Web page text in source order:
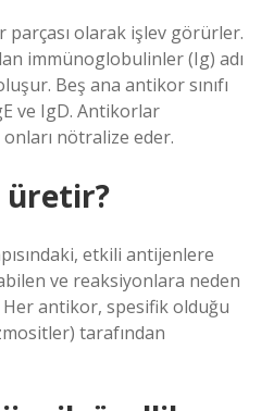
parçası olarak işlev görürler.
immünoglobulinler (Ig) adı
Beş ana antikor sınıfı
ve IgD. Antikorlar
nötralize eder.
etkili antijenlere
ve reaksiyonlara neden
antikor, spesifik olduğu
tarafından